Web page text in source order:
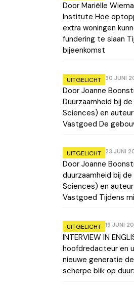
Door Mariëlle
Institute Hoe
extra woningen
fundering te slaan
bijeenkomst
UITGELICHT 30 JUNI
Door Joanne
Duurzaamheid bij
Sciences) en
Vastgoed De
UITGELICHT 23 JUNI
Door Joanne
duurzaamheid bij
Sciences) en
Vastgoed Tijdens
UITGELICHT 19 JUNI
INTERVIEW IN
hoofdredacteur en
nieuwe generatie
scherpe blik op